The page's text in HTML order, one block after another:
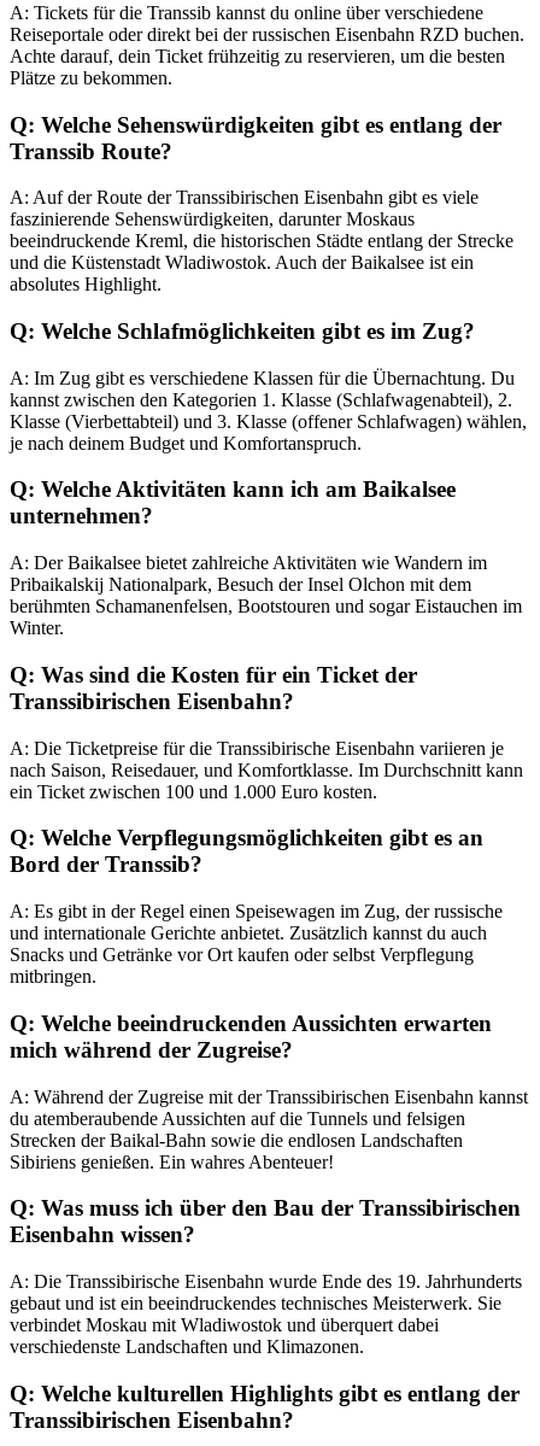
A: Tickets für die Transsib kannst du online über verschiedene
Reiseportale oder direkt bei der russischen Eisenbahn RZD buchen.
Achte darauf, dein Ticket frühzeitig zu reservieren, um die besten
Plätze zu bekommen.
Q: Welche Sehenswürdigkeiten gibt es entlang der
Transsib Route?
A: Auf der Route der Transsibirischen Eisenbahn gibt es viele
faszinierende Sehenswürdigkeiten, darunter Moskaus
beeindruckende Kreml, die historischen Städte entlang der Strecke
und die Küstenstadt Wladiwostok. Auch der Baikalsee ist ein
absolutes Highlight.
Q: Welche Schlafmöglichkeiten gibt es im Zug?
A: Im Zug gibt es verschiedene Klassen für die Übernachtung. Du
kannst zwischen den Kategorien 1. Klasse (Schlafwagenabteil), 2.
Klasse (Vierbettabteil) und 3. Klasse (offener Schlafwagen) wählen,
je nach deinem Budget und Komfortanspruch.
Q: Welche Aktivitäten kann ich am Baikalsee
unternehmen?
A: Der Baikalsee bietet zahlreiche Aktivitäten wie Wandern im
Pribaikalskij Nationalpark, Besuch der Insel Olchon mit dem
berühmten Schamanenfelsen, Bootstouren und sogar Eistauchen im
Winter.
Q: Was sind die Kosten für ein Ticket der
Transsibirischen Eisenbahn?
A: Die Ticketpreise für die Transsibirische Eisenbahn variieren je
nach Saison, Reisedauer, und Komfortklasse. Im Durchschnitt kann
ein Ticket zwischen 100 und 1.000 Euro kosten.
Q: Welche Verpflegungsmöglichkeiten gibt es an
Bord der Transsib?
A: Es gibt in der Regel einen Speisewagen im Zug, der russische
und internationale Gerichte anbietet. Zusätzlich kannst du auch
Snacks und Getränke vor Ort kaufen oder selbst Verpflegung
mitbringen.
Q: Welche beeindruckenden Aussichten erwarten
mich während der Zugreise?
A: Während der Zugreise mit der Transsibirischen Eisenbahn kannst
du atemberaubende Aussichten auf die Tunnels und felsigen
Strecken der Baikal-Bahn sowie die endlosen Landschaften
Sibiriens genießen. Ein wahres Abenteuer!
Q: Was muss ich über den Bau der Transsibirischen
Eisenbahn wissen?
A: Die Transsibirische Eisenbahn wurde Ende des 19. Jahrhunderts
gebaut und ist ein beeindruckendes technisches Meisterwerk. Sie
verbindet Moskau mit Wladiwostok und überquert dabei
verschiedenste Landschaften und Klimazonen.
Q: Welche kulturellen Highlights gibt es entlang der
Transsibirischen Eisenbahn?